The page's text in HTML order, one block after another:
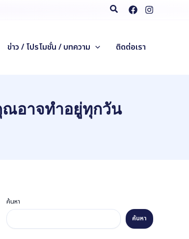
Search
ข่าว / โปรโมชั่น / บทความ ติดต่อเรา
ณอาจทำอยู่ทุกวัน
ค้นหา
ค้นหา